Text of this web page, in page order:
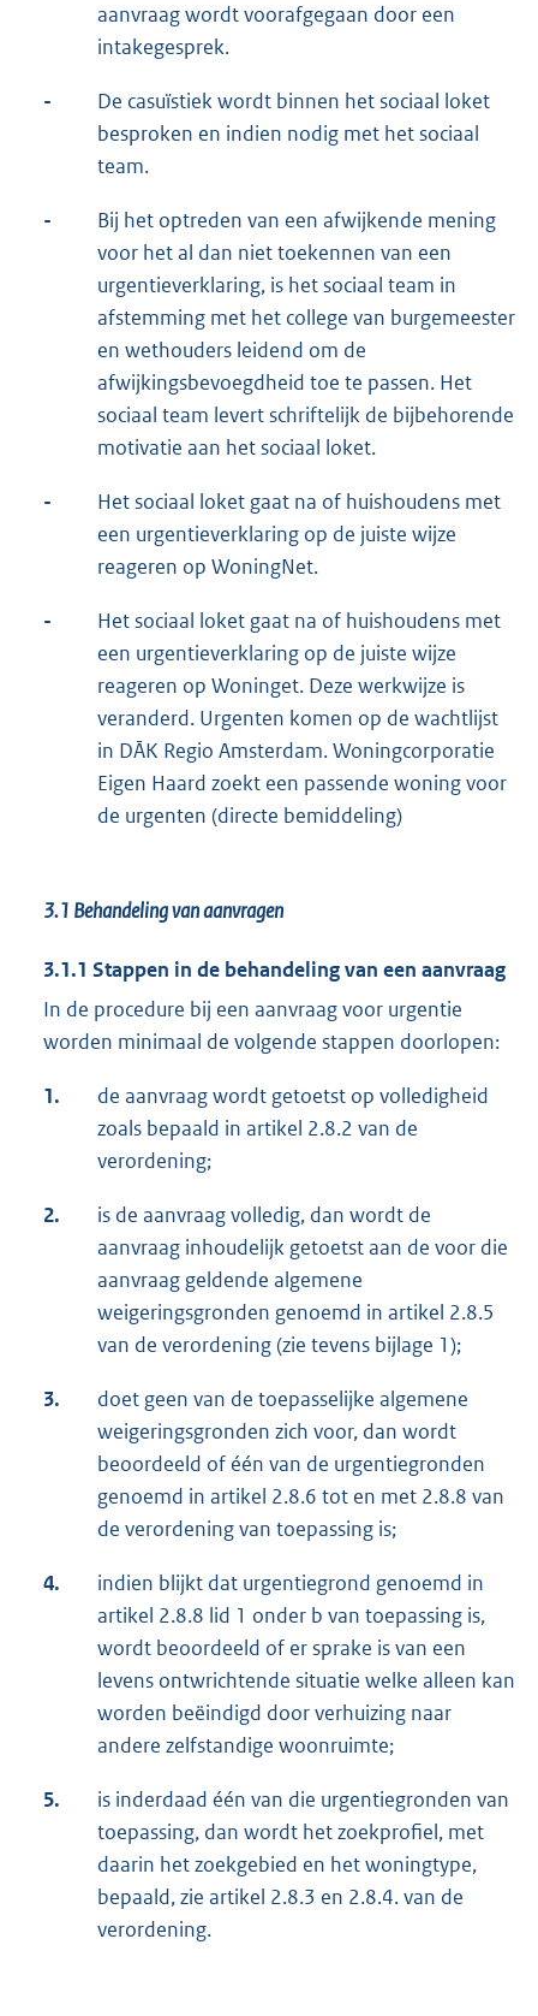
aanvraag wordt voorafgegaan door een
intakegesprek.
-
De casuïstiek wordt binnen het sociaal loket
besproken en indien nodig met het sociaal
team.
-
Bij het optreden van een afwijkende mening
voor het al dan niet toekennen van een
urgentieverklaring, is het sociaal team in
afstemming met het college van burgemeester
en wethouders leidend om de
afwijkingsbevoegdheid toe te passen. Het
sociaal team levert schriftelijk de bijbehorende
motivatie aan het sociaal loket.
-
Het sociaal loket gaat na of huishoudens met
een urgentieverklaring op de juiste wijze
reageren op WoningNet.
-
Het sociaal loket gaat na of huishoudens met
een urgentieverklaring op de juiste wijze
reageren op Woninget. Deze werkwijze is
veranderd. Urgenten komen op de wachtlijst
in DĀK Regio Amsterdam. Woningcorporatie
Eigen Haard zoekt een passende woning voor
de urgenten (directe bemiddeling)
3.1 Behandeling van aanvragen
3.1.1 Stappen in de behandeling van een aanvraag
In de procedure bij een aanvraag voor urgentie
worden minimaal de volgende stappen doorlopen:
1.
de aanvraag wordt getoetst op volledigheid
zoals bepaald in artikel 2.8.2 van de
verordening;
2.
is de aanvraag volledig, dan wordt de
aanvraag inhoudelijk getoetst aan de voor die
aanvraag geldende algemene
weigeringsgronden genoemd in artikel 2.8.5
van de verordening (zie tevens bijlage 1);
3.
doet geen van de toepasselijke algemene
weigeringsgronden zich voor, dan wordt
beoordeeld of één van de urgentiegronden
genoemd in artikel 2.8.6 tot en met 2.8.8 van
de verordening van toepassing is;
4.
indien blijkt dat urgentiegrond genoemd in
artikel 2.8.8 lid 1 onder b van toepassing is,
wordt beoordeeld of er sprake is van een
levens ontwrichtende situatie welke alleen kan
worden beëindigd door verhuizing naar
andere zelfstandige woonruimte;
5.
is inderdaad één van die urgentiegronden van
toepassing, dan wordt het zoekprofiel, met
daarin het zoekgebied en het woningtype,
bepaald, zie artikel 2.8.3 en 2.8.4. van de
verordening.